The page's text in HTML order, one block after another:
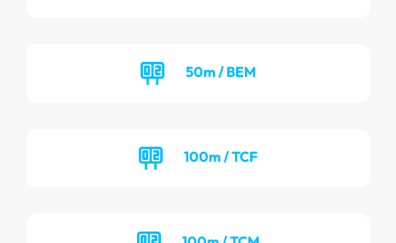
50m / BEM
100m / TCF